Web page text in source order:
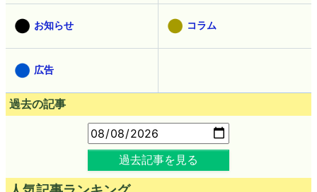
お知らせ コラム
広告
過去の記事
過去記事を見る